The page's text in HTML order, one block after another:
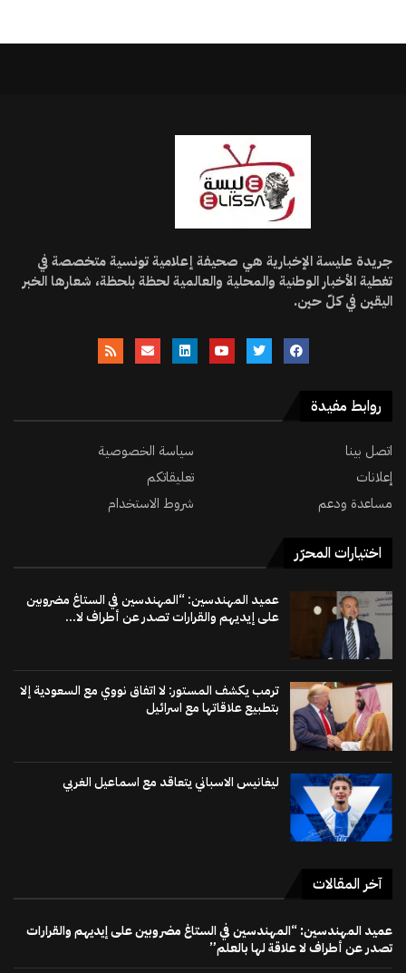
جريدة عليسة الإخبارية هي صحيفة إعلامية تونسية متخصصة في
تغطية الأخبار الوطنية والمحلية والعالمية لحظة بلحظة، شعارها الخبر
اليقين في كلّ حين.
روابط مفيدة
اتصل بينا
سياسة الخصوصية
إعلانات
تعليقاتكم
مساعدة ودعم
شروط الاستخدام
اختيارات المحرّر
عميد المهندسين: “المهندسين في الستاغ مضروبين
على إيديهم والقرارات تصدر عن أطراف لا...
ترمب يكشف المستور: لا اتفاق نووي مع السعودية إلا
بتطبيع علاقاتها مع اسرائيل
ليغانيس الاسباني يتعاقد مع اسماعيل الغربي
آخر المقالات
عميد المهندسين: “المهندسين في الستاغ مضروبين على إيديهم والقرارات
تصدر عن أطراف لا علاقة لها بالعلم”